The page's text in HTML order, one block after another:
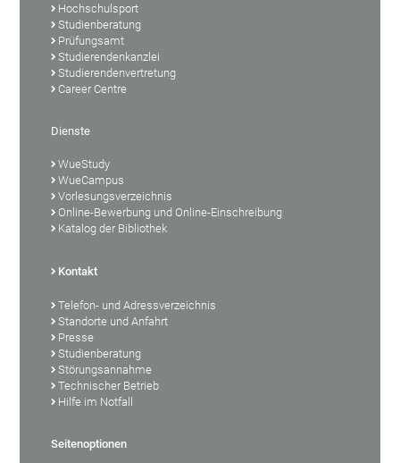
Hochschulsport
Studienberatung
Prüfungsamt
Studierendenkanzlei
Studierendenvertretung
Career Centre
Dienste
WueStudy
WueCampus
Vorlesungsverzeichnis
Online-Bewerbung und Online-Einschreibung
Katalog der Bibliothek
Kontakt
Telefon- und Adressverzeichnis
Standorte und Anfahrt
Presse
Studienberatung
Störungsannahme
Technischer Betrieb
Hilfe im Notfall
Seitenoptionen